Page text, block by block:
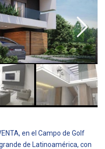
en el Campo de Golf
de Latinoamérica, con